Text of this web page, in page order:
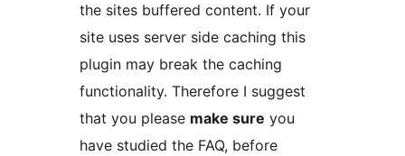
the sites buffered content. If your
site uses server side caching this
plugin may break the caching
functionality. Therefore I suggest
that you please make sure you
have studied the FAQ, before